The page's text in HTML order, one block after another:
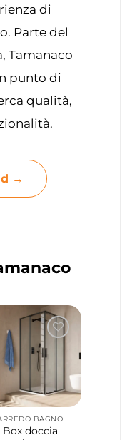
di
Parte del
Tamanaco
punto di
qualità,
→
BAGNO
Box doccia